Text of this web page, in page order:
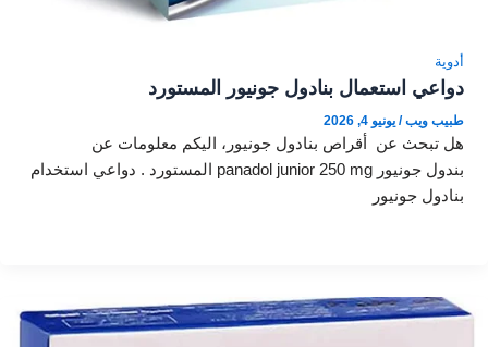
أدوية
دواعي استعمال بنادول جونيور المستورد
طبيب ويب/ يونيو 4, 2026
هل تبحث عن أقراص بنادول جونيور، اليكم معلومات عن
بندول جونيور panadol junior 250 mg المستورد . دواعي استخدام
بنادول جونيور